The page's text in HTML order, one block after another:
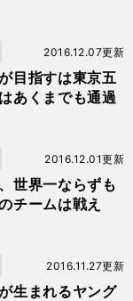
目指すは東京五
あくまでも通過
2016.12.07更新
世界一ならずも
チームは戦え
2016.12.01更新
生まれるヤング
2016.11.27更新